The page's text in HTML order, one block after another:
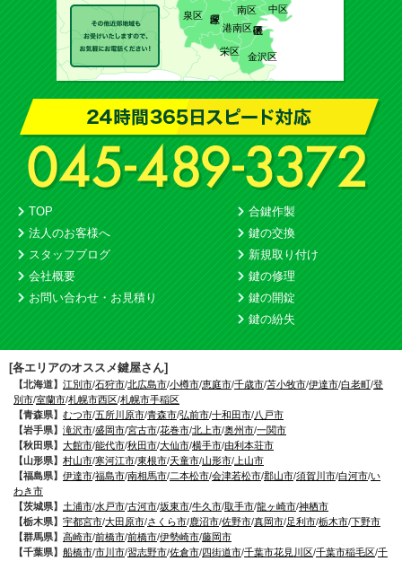
泉区
港南区
南区 中区
金沢区
栄区
TOP
法人のお客様へ
スタッフブログ
会社概要
お問い合わせ・お見積り
合鍵作製
鍵の交換
新規取り付け
鍵の修理
鍵の開錠
鍵の紛失
[各エリアのオススメ鍵屋さん]
【北海道】 江別市/石狩市/北広島市/小樽市/恵庭市/千歳市/苫小牧市/伊達市/白老町/登
別市/室蘭市/札幌市西区/札幌市手稲区
【青森県】 むつ市/五所川原市/青森市/弘前市/十和田市/八戸市
【岩手県】 滝沢市/盛岡市/宮古市/花巻市/北上市/奥州市/一関市
【秋田県】 大館市/能代市/秋田市/大仙市/横手市/由利本荘市
【山形県】 村山市/寒河江市/東根市/天童市/山形市/ 上山市
【福島県】 伊達市/福島市/南相馬市/二本松市/会津若松市/郡山市/須賀川市/白河市/い
わき市
【茨城県】 土浦市/水戸市/古河市/坂東市/牛久市/取手市/龍ヶ崎市/神栖市
【栃木県】 宇都宮市/大田原市/さくら市/鹿沼市/佐野市/真岡市/足利市/栃木市/下野市
【群馬県】 高崎市/前橋市/前橋市/伊勢崎市/藤岡市
【千葉県】 船橋市/市川市/習志野市/佐倉市/四街道市/千葉市花見川区/千葉市稲毛区/千